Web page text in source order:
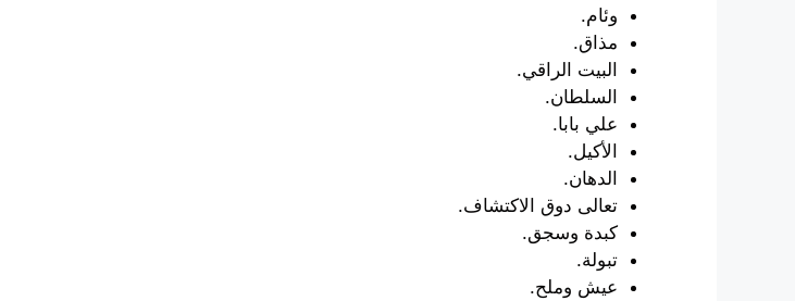
وئام.
مذاق.
البيت الراقي.
السلطان.
علي بابا.
الأكيل.
الدهان.
تعالى دوق الاكتشاف.
كبدة وسجق.
تبولة.
عيش وملح.